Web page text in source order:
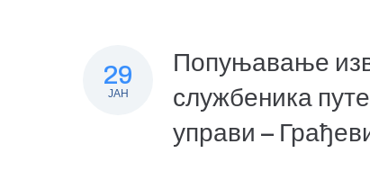
29
ЈАН
Попуњавање
службеника
управи –